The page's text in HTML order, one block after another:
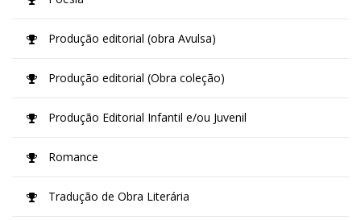
Produção editorial (obra Avulsa)
Produção editorial (Obra coleção)
Produção Editorial Infantil e/ou Juvenil
Romance
Tradução de Obra Literária